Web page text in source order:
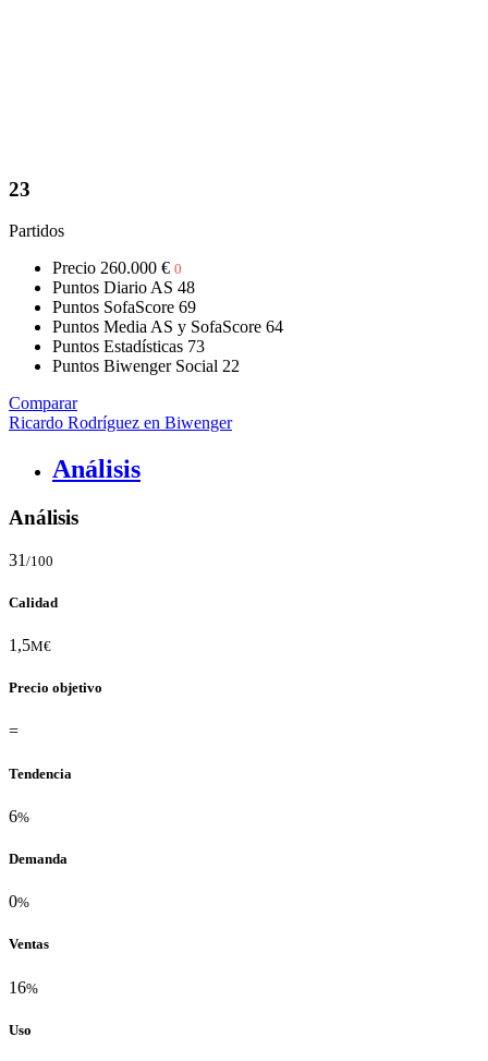
23
Partidos
Precio 260.000 € 0
Puntos Diario AS 48
Puntos SofaScore 69
Puntos Media AS y SofaScore 64
Puntos Estadísticas 73
Puntos Biwenger Social 22
Comparar
Ricardo Rodríguez en Biwenger
Análisis
Análisis
31 /100
Calidad
1,5M€
Precio objetivo
=
Tendencia
6%
Demanda
0%
Ventas
16%
Uso